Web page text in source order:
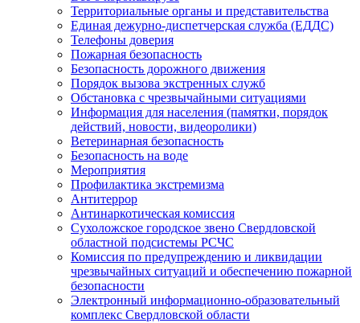
Территориальные органы и представительства
Единая дежурно-диспетчерская служба (ЕДДС)
Телефоны доверия
Пожарная безопасность
Безопасность дорожного движения
Порядок вызова экстренных служб
Обстановка с чрезвычайными ситуациями
Информация для населения (памятки, порядок
действий, новости, видеоролики)
Ветеринарная безопасность
Безопасность на воде
Мероприятия
Профилактика экстремизма
Антитеррор
Антинаркотическая комиссия
Сухоложское городское звено Свердловской
областной подсистемы РСЧС
Комиссия по предупреждению и ликвидации
чрезвычайных ситуаций и обеспечению пожарной
безопасности
Электронный информационно-образовательный
комплекс Cвердловской области